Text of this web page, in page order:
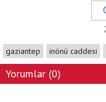
gaziantep inönü caddesi
Yorumlar (0)